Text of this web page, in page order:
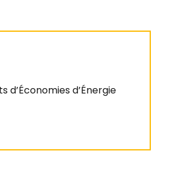
d’Économies d’Énergie